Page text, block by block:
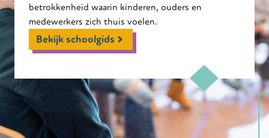
betrokkenheid waarin kinderen, ouders en
medewerkers zich thuis voelen.
Bekijk schoolgids